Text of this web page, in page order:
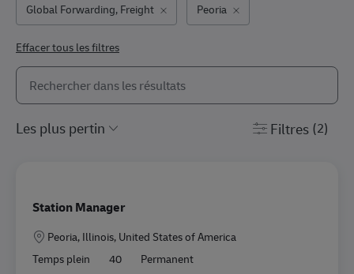
Global Forwarding, Freight Peoria
Effacer tous les filtres
the results are updated
Rechercher dans la liste ci-dessous
Filtres (2)
Station Manager
LieuPeoria, Illinois, United States of America
Temps plein
40 Permanent